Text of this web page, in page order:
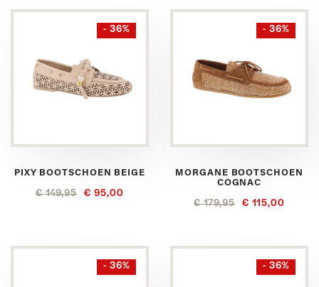
- 36%
PIXY BOOTSCHOEN BEIGE
€ 149,95 € 95,00
- 36%
MORGANE BOOTSCHOEN
COGNAC
€ 179,95 € 115,00
- 36% - 36%